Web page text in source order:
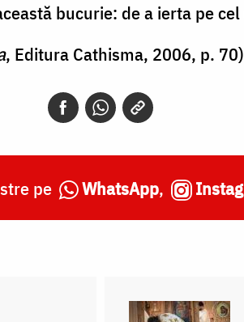
bu­curie: de a ierta pe
, Editura Cathisma, 2006, p. 70)
pe WhatsApp,